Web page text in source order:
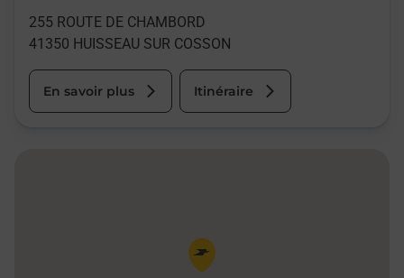
255 ROUTE DE CHAMBORD
41350 HUISSEAU SUR COSSON
En savoir plus Itinéraire
Pin de la carte